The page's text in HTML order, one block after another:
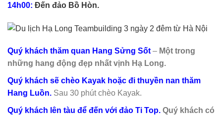
14h00: Đến đảo Bồ Hòn.
Quý khách thăm quan Hang Sửng Sốt– Một trong
những hang động đẹp nhất vịnh Hạ Long.
Quý khách sẽ chèo Kayak hoặc đi thuyền nan thăm
Hang Luồn. Sau 30 phút chèo Kayak.
Quý khách lên tàu để đến với đảo Ti Top. Quý khách có